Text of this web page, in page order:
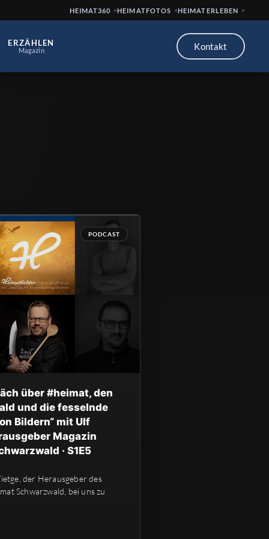
HEIMAT360 HEIMATFOTOS HEIMATERLEBEN
ERZÄHLEN
Magazin Kontakt
PODCAST
über #heimat, den
und die fesselnde
Bildern“ mit Ulf
Magazin
· S1E5
der Herausgeber des
Schwarzwald, bei uns zu